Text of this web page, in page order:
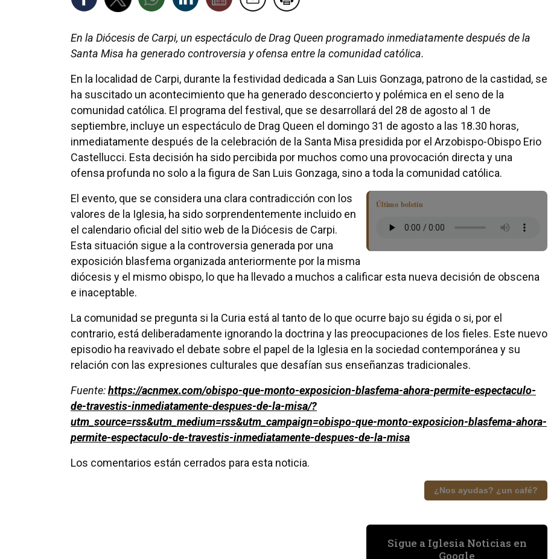
En la Diócesis de Carpi, un espectáculo de Drag Queen programado inmediatamente después de la
Santa Misa ha generado controversia y ofensa entre la comunidad católica.
En la localidad de Carpi, durante la festividad dedicada a San Luis Gonzaga, patrono de la castidad, se
ha suscitado un acontecimiento que ha generado desconcierto y polémica en el seno de la
comunidad católica. El programa del festival, que se desarrollará del 28 de agosto al 1 de
septiembre, incluye un espectáculo de Drag Queen el domingo 31 de agosto a las 18.30 horas,
inmediatamente después de la celebración de la Santa Misa presidida por el Arzobispo-Obispo Erio
Castellucci. Esta decisión ha sido percibida por muchos como una provocación directa y una
ofensa profunda no solo a la figura de San Luis Gonzaga, sino a toda la comunidad católica.
Último boletín
El evento, que se considera una clara contradicción con los
valores de la Iglesia, ha sido sorprendentemente incluido en
el calendario oficial del sitio web de la Diócesis de Carpi.
Esta situación sigue a la controversia generada por una
exposición blasfema organizada anteriormente por la misma
diócesis y el mismo obispo, lo que ha llevado a muchos a calificar esta nueva decisión de obscena
e inaceptable.
La comunidad se pregunta si la Curia está al tanto de lo que ocurre bajo su égida o si, por el
contrario, está deliberadamente ignorando la doctrina y las preocupaciones de los fieles. Este nuevo
episodio ha reavivado el debate sobre el papel de la Iglesia en la sociedad contemporánea y su
relación con las expresiones culturales que desafían sus enseñanzas tradicionales.
Fuente:https://acnmex.com/obispo-que-monto-exposicion-blasfema-ahora-permite-espectaculo-
de-travestis-inmediatamente-despues-de-la-misa/?
utm_source=rss&utm_medium=rss&utm_campaign=obispo-que-monto-exposicion-blasfema-ahora-
permite-espectaculo-de-travestis-inmediatamente-despues-de-la-misa
Los comentarios están cerrados para esta noticia.
¿Nos ayudas? ¿un café?
Sigue a Iglesia Noticias en
Google